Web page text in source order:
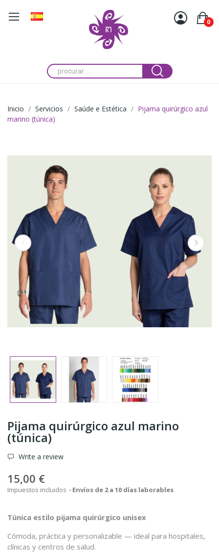
0
Inicio Servicios Saúde e Estética
Pijama quirúrgico azul
marino (túnica)
Pijama quirúrgico azul marino
(túnica)
Write a review
15,00 €
Impuestos incluidos Envíos de 2 a 10 días laborables
Túnica estilo pijama quirúrgico unisex
Cómoda, práctica y personalizable — ideal para hospitales,
clínicas y centros de salud.